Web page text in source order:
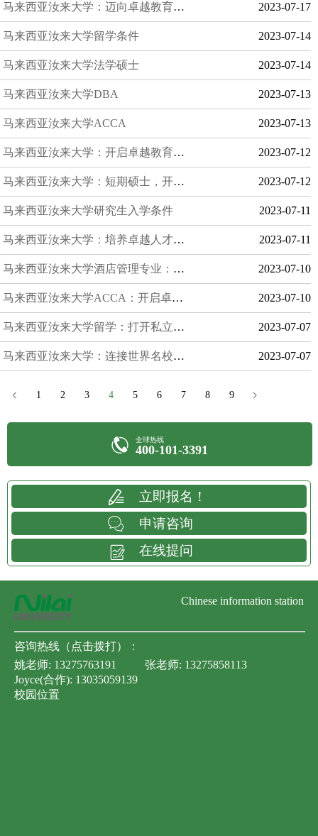
马来西亚汝来大学：迈向卓越教育的领航者 2023-07-17
马来西亚汝来大学留学条件 2023-07-14
马来西亚汝来大学法学硕士 2023-07-14
马来西亚汝来大学DBA 2023-07-13
马来西亚汝来大学ACCA 2023-07-13
马来西亚汝来大学：开启卓越教育之旅 2023-07-12
马来西亚汝来大学：短期硕士，开启职业新篇章 2023-07-12
马来西亚汝来大学研究生入学条件 2023-07-11
马来西亚汝来大学：培养卓越人才，热门专业引领行业潮流 2023-07-11
马来西亚汝来大学酒店管理专业：扬帆于国际酒店行业之巅 2023-07-10
马来西亚汝来大学ACCA：开启卓越会计与金融之旅 2023-07-10
马来西亚汝来大学留学：打开私立大学的新世界 2023-07-07
马来西亚汝来大学：连接世界名校的学术交流之桥 2023-07-07
1 2 3 4 5 6 7 8 9
全球热线
400-101-3391
立即报名！
申请咨询
在线提问
Chinese information station
咨询热线（点击拨打）：
姚老师: 13275763191 张老师: 13275858113
Joyce(合作): 13035059139
校园位置